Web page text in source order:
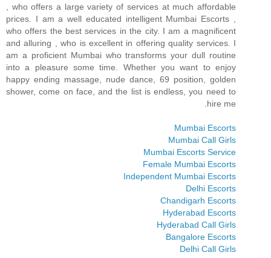
, who offers a large variety of services at much affordable
prices. I am a well educated intelligent Mumbai Escorts ,
who offers the best services in the city. I am a magnificent
and alluring , who is excellent in offering quality services. I
am a proficient Mumbai who transforms your dull routine
into a pleasure some time. Whether you want to enjoy
happy ending massage, nude dance, 69 position, golden
shower, come on face, and the list is endless, you need to
hire me.
Mumbai Escorts
Mumbai Call Girls
Mumbai Escorts Service
Female Mumbai Escorts
Independent Mumbai Escorts
Delhi Escorts
Chandigarh Escorts
Hyderabad Escorts
Hyderabad Call Girls
Bangalore Escorts
Delhi Call Girls